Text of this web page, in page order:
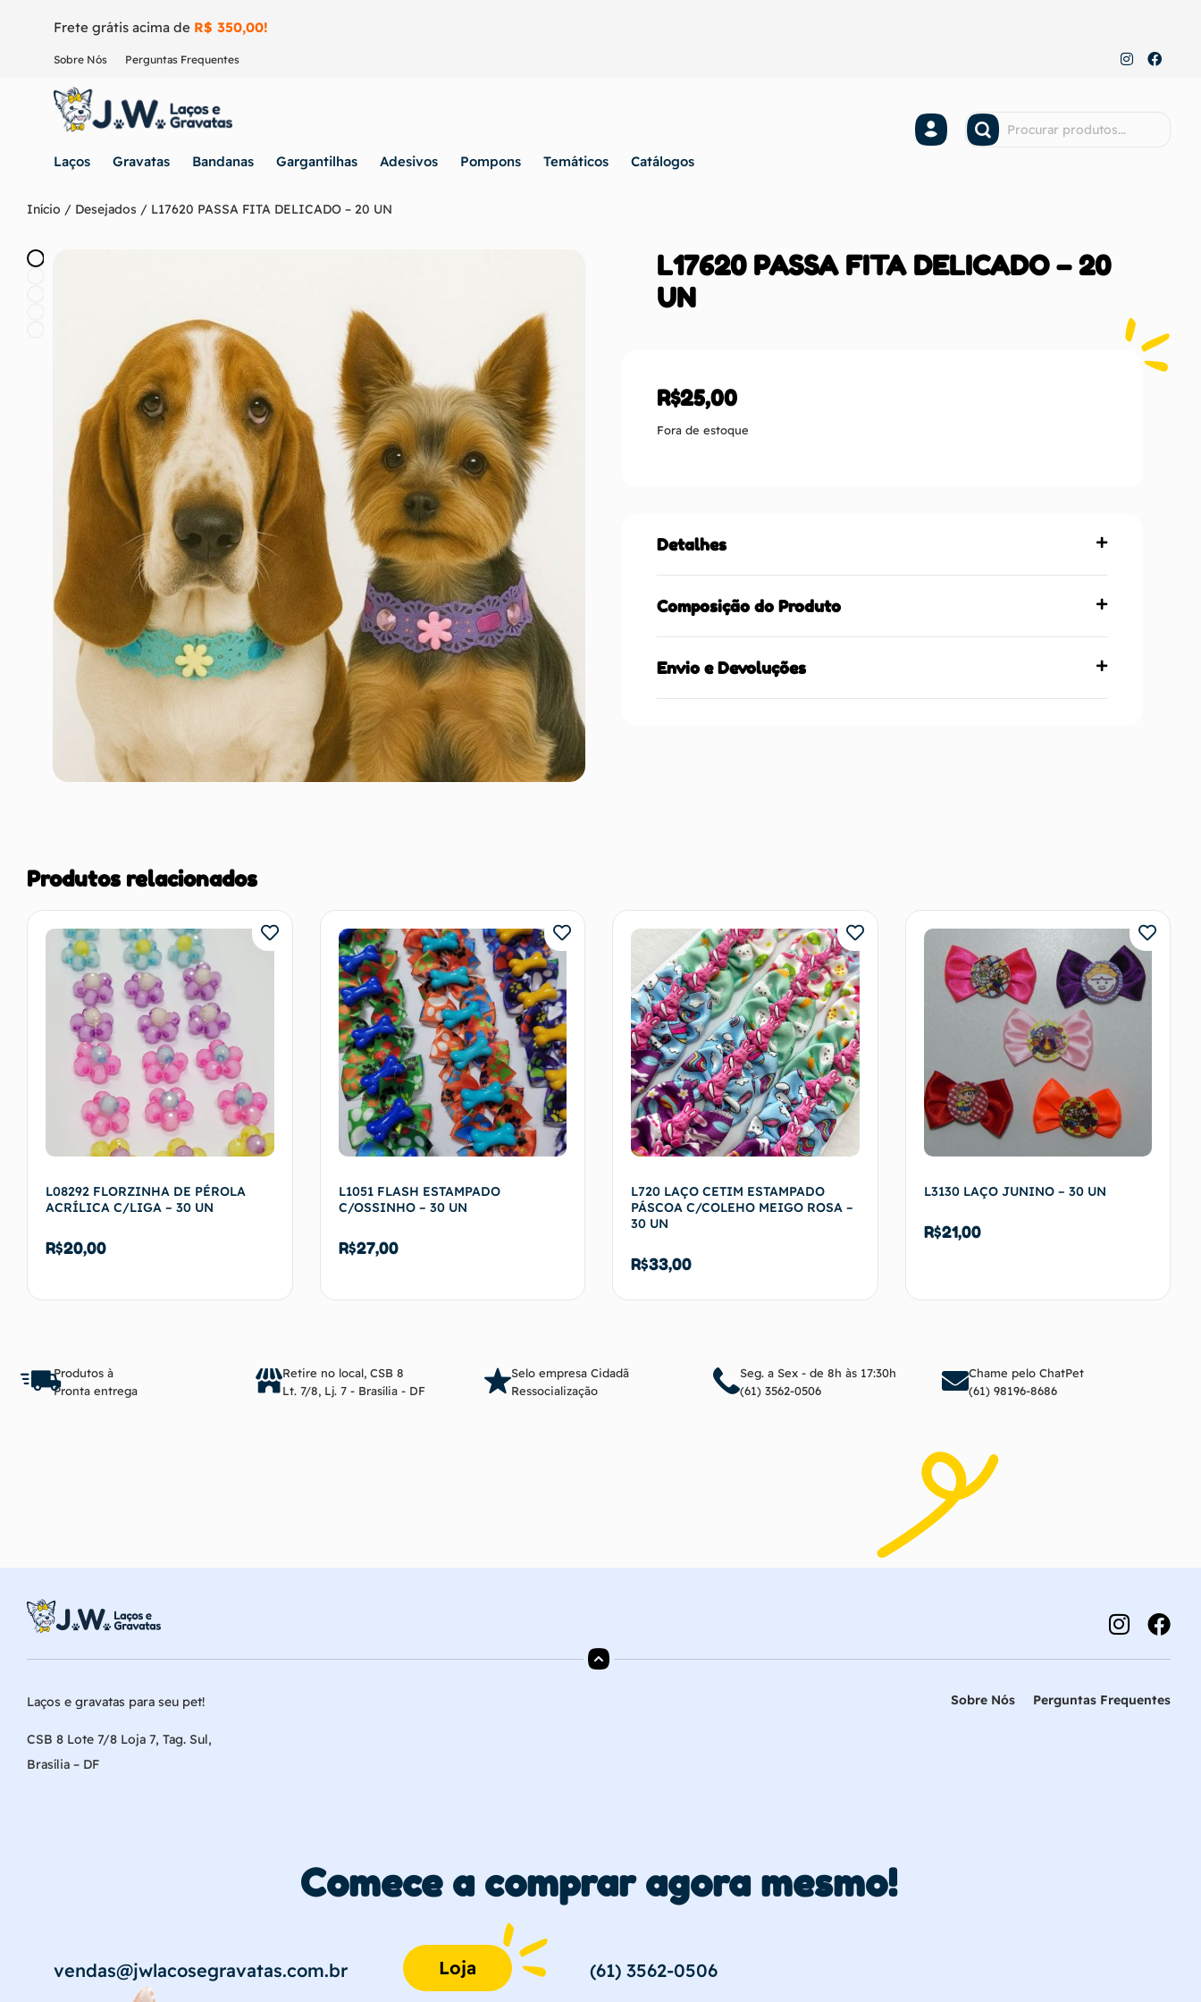
Frete grátis acima de R$ 350,00!
Sobre Nós Perguntas Frequentes
Laços Gravatas Bandanas Gargantilhas Adesivos Pompons Temáticos Catálogos
Início / Desejados / L17620 PASSA FITA DELICADO – 20 UN
L17620 PASSA FITA DELICADO – 20
UN
R$25,00
Fora de estoque
Detalhes
Composição do Produto
Envio e Devoluções
Produtos relacionados
L08292 FLORZINHA DE PÉROLA
ACRÍLICA C/LIGA – 30 UN
R$20,00
L1051 FLASH ESTAMPADO
C/OSSINHO – 30 UN
R$27,00
Adicionar ao carrinho
L720 LAÇO CETIM ESTAMPADO
PÁSCOA C/COLEHO MEIGO ROSA –
30 UN
R$33,00
Adicionar ao carrinho
L3130 LAÇO JUNINO – 30 UN
R$21,00
Adicionar ao carrinho
Produtos à
Pronta entrega
Retire no local, CSB 8
Lt. 7/8, Lj. 7 - Brasília - DF
Selo empresa Cidadã
Ressocialização
Seg. a Sex - de 8h às 17:30h
(61) 3562-0506
Chame pelo ChatPet
(61) 98196-8686
Laços e gravatas para seu pet!
CSB 8 Lote 7/8 Loja 7, Tag. Sul,
Brasília – DF
Sobre Nós Perguntas Frequentes
Comece a comprar agora mesmo!
vendas@jwlacosegravatas.com.br Loja (61) 3562-0506